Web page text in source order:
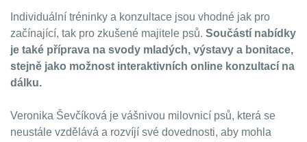
Individuální tréninky a konzultace jsou vhodné jak pro
začínající, tak pro zkušené majitele psů. Součástí nabídky
je také příprava na svody mladých, výstavy a bonitace,
stejně jako možnost interaktivních online konzultací na
dálku.
Veronika Ševčíková je vášnivou milovnicí psů, která se
neustále vzdělává a rozvíjí své dovednosti, aby mohla